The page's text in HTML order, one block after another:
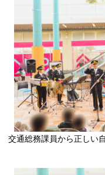
交通総務課員から正しい